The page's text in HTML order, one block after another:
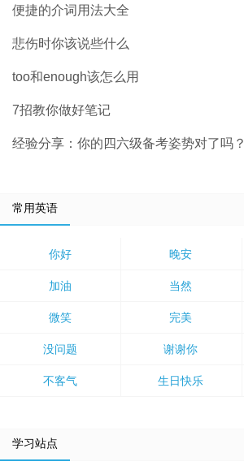
便捷的介词用法大全
悲伤时你该说些什么
too和enough该怎么用
7招教你做好笔记
经验分享：你的四六级备考姿势对了吗？
常用英语
你好 晚安
加油 当然
微笑 完美
没问题 谢谢你
不客气 生日快乐
学习站点